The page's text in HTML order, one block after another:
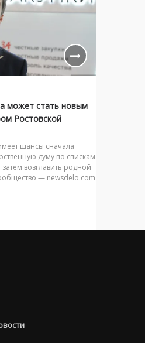
может стать новым
Ростовской
шансы сначала
думу по спискам
возглавить родной
— newsdelo.com